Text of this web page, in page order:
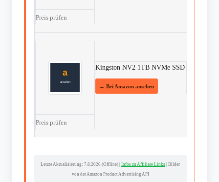
Preis prüfen
Kingston NV2 1TB NVMe SSD
Preis prüfen
Letzte Aktualisierung: 7.8.2026 (Offline) Infos zu Affiliate Links | Bilder
von der Amazon Product Advertising API